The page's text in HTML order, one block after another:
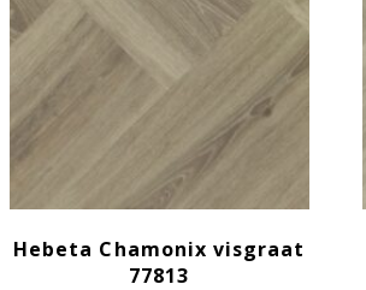
Hebeta Chamonix visgraat
77813